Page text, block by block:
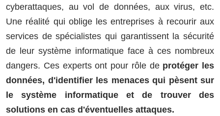
cyberattaques, au vol de données, aux virus, etc.
Une réalité qui oblige les entreprises à recourir aux
services de spécialistes qui garantissent la sécurité
de leur système informatique face à ces nombreux
dangers. Ces experts ont pour rôle de protéger les
données, d'identifier les menaces qui pèsent sur
le système informatique et de trouver des
solutions en cas d'éventuelles attaques.